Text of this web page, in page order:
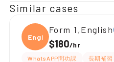
Similar cases
Engli
Form 1,English
$180/hr
WhatsAPP問功課 長期補習